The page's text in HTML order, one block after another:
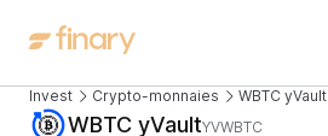
Invest Crypto-monnaies WBTC yVault
WBTC yVaultYVWBTC